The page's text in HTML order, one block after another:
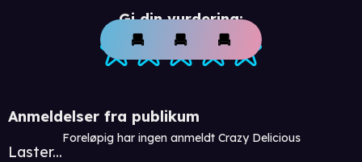
Gi din vurdering:
Anmeldelser fra publikum
Laster...
Foreløpig har ingen anmeldt Crazy Delicious